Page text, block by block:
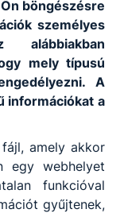
böngészésre
személyes
alábbiakban
mely típusú
A
információkat a
amely akkor
egy webhelyet
funkcióval
gyűjtenek,